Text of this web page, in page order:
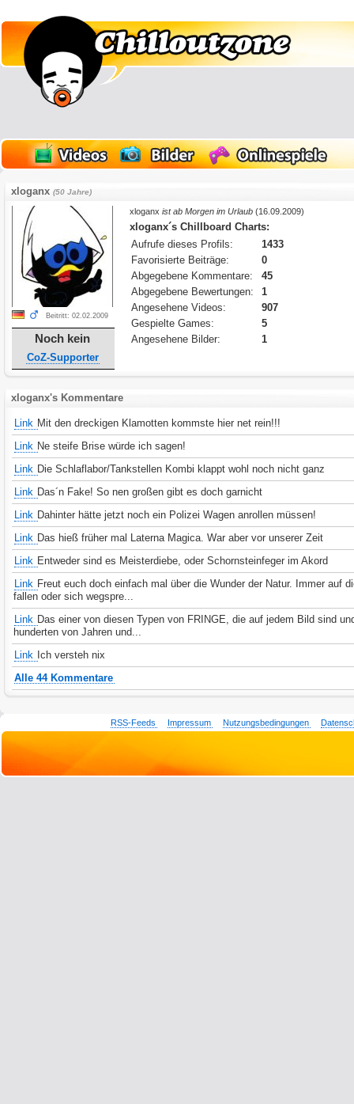
xloganx(50 Jahre)
Beitritt: 02.02.2009
Noch kein
CoZ-Supporter
xloganxist ab Morgen im Urlaub (16.09.2009)
xloganx´s Chillboard Charts:
Aufrufe dieses Profils:
1433
Favorisierte Beiträge:
0
Abgegebene Kommentare:
45
Abgegebene Bewertungen:
1
Angesehene Videos:
907
Gespielte Games:
5
Angesehene Bilder:
1
xloganx's Kommentare
Link Mit den dreckigen Klamotten kommste hier net rein!!!
Link Ne steife Brise würde ich sagen!
Link Die Schlaflabor/Tankstellen Kombi klappt wohl noch nicht ganz
Link Das´n Fake! So nen großen gibt es doch garnicht
Link Dahinter hätte jetzt noch ein Polizei Wagen anrollen müssen!
Link Das hieß früher mal Laterna Magica. War aber vor unserer Zeit
Link Entweder sind es Meisterdiebe, oder Schornsteinfeger im Akord
Link Freut euch doch einfach mal über die Wunder der Natur. Immer auf
fallen oder sich wegspre...
Link Das einer von diesen Typen von FRINGE, die auf jedem Bild sind
hunderten von Jahren und...
Link Ich versteh nix
Alle 44 Kommentare
RSS-Feeds Impressum Nutzungsbedingungen